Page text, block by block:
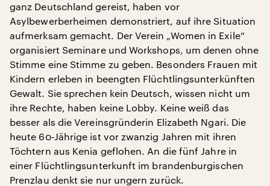
ganz Deutschland gereist, haben vor
Asylbewerberheimen demonstriert, auf ihre Situation
aufmerksam gemacht. Der Verein „Women in Exile“
organisiert Seminare und Workshops, um denen ohne
Stimme eine Stimme zu geben. Besonders Frauen mit
Kindern erleben in beengten Flüchtlingsunterkünften
Gewalt. Sie sprechen kein Deutsch, wissen nicht um
ihre Rechte, haben keine Lobby. Keine weiß das
besser als die Vereinsgründerin Elizabeth Ngari. Die
heute 60-Jährige ist vor zwanzig Jahren mit ihren
Töchtern aus Kenia geflohen. An die fünf Jahre in
einer Flüchtlingsunterkunft im brandenburgischen
Prenzlau denkt sie nur ungern zurück.